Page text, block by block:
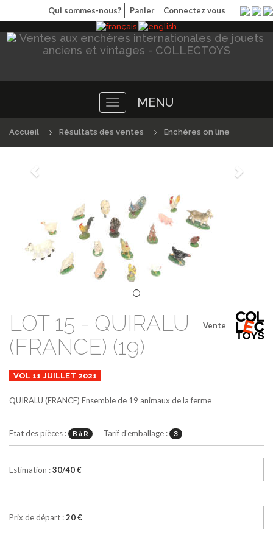
Qui sommes-nous? Panier Connectez vous
Toggle
navigation
MENU
Accueil Résultats des ventes Enchères on line
Précédént
Vente
LOT 15 - QUIRALU
(FRANCE) (19)
VOL 11 JUILLET 2021
QUIRALU (FRANCE) Ensemble de 19 animaux de la ferme
Etat des pièces : B à R Tarif d'emballage : 3
Estimation :30/40 €
Prix de départ :20 €